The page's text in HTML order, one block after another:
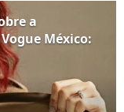
a
México: